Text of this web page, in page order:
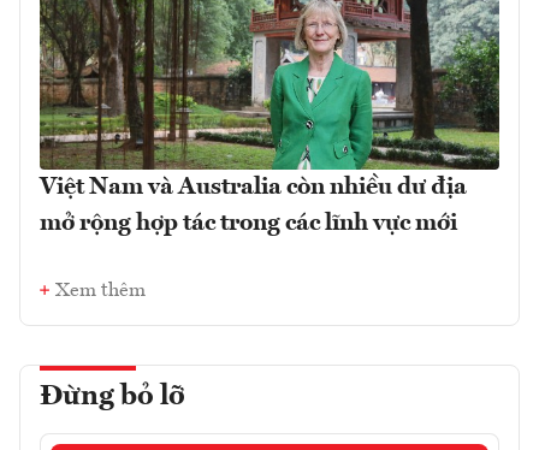
Việt Nam và Australia còn nhiều dư địa
mở rộng hợp tác trong các lĩnh vực mới
Xem thêm
Đừng bỏ lỡ